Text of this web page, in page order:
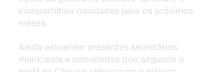
compartilhou novidades para os próximos
meses.
Ainda estiveram presentes secretários
municipais e convidados que, segundo o